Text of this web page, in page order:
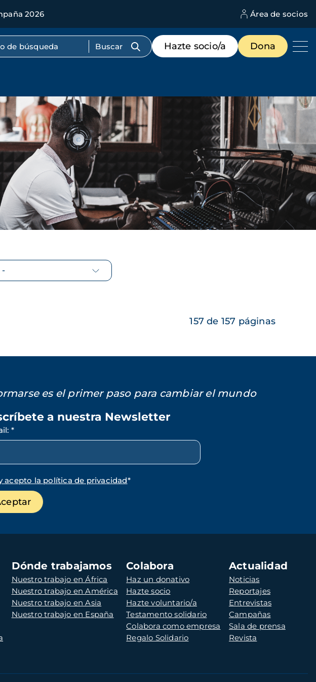
2026 Área de socios
completo
Menú
de
destacados
Hazte socio/a Dona
157 de 157 páginas
es el primer paso para cambiar el mundo
a nuestra Newsletter
: *
acepto la política de privacidad*
Dónde trabajamos
Nuestro trabajo en África
Nuestro trabajo en América
Nuestro trabajo en Asia
Nuestro trabajo en España
Colabora
Haz un donativo
Hazte socio
Hazte voluntario/a
Testamento solidario
Colabora como empresa
Regalo Solidario
Actualidad
Noticias
Reportajes
Entrevistas
Campañas
Sala de prensa
Revista